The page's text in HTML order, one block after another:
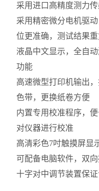
采用进口高精度测力
采用精密微分电机驱
位更准确，测试结果
液晶中文显示，全自
功能
高速微型打印机输出
色带，更换纸卷方便
内置专用校准程序，
对仪器进行校准
高清彩色7吋触摸屏显
可配备电脑软件，双向
十字对中调节装置保